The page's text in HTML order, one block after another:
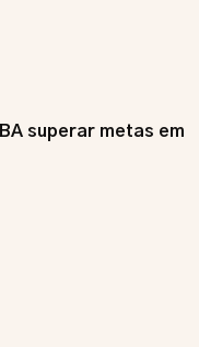
superar metas em